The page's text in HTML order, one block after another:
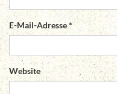
E-Mail-Adresse*
Website